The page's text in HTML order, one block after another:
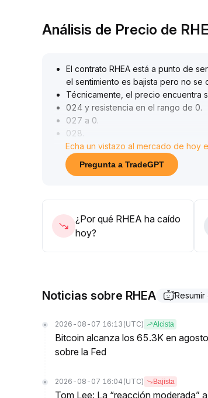
Análisis de Precio de
El contrato RHEA está a punto de
el sentimiento es bajista pero no
Técnicamente, el precio encuentra
024 y resistencia en el rango de 0.
027 a 0.
028
El volumen de operaciones
Estrategia: se recomienda evitar
contrato; los conservadores
0235.
Después del retiro del contrato, se
Echa un vistazo al mercado de hoy
Pregunta a TradeGPT
¿Por qué RHEA ha caído
hoy?
Noticias sobre RHEA
2026-08-07 16:13 (UTC) Alcista
Bitcoin alcanza los 65.3K en
sobre la Fed
2026-08-07 16:04 (UTC) Bajista
Tom Lee: La “reacción moderada”